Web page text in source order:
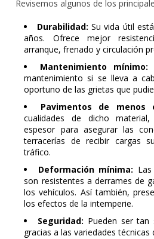
Revisemos algunos de los
Durabilidad: Su vida útil
años. Ofrece mejor
arranque, frenado y circulación
Mantenimiento mínimo:
mantenimiento si se lleva a
oportuno de las grietas que
Pavimentos de menos
cualidades de dicho
espesor para asegurar las
terracerías de recibir cargas
tráfico.
Deformación mínima:
son resistentes a derrames de
los vehículos. Así también,
los efectos de la intemperie.
Seguridad: Pueden ser tan
gracias a las variedades técnicas